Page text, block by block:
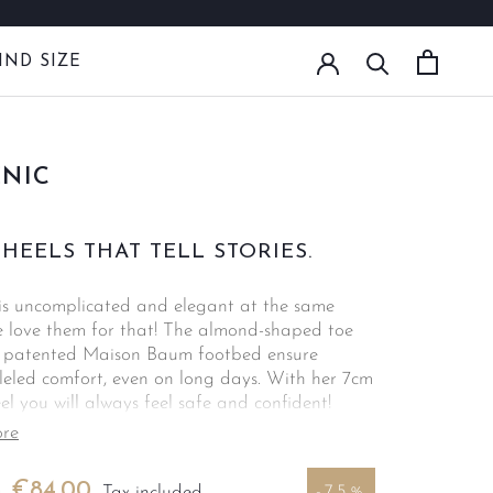
SIZE
THAT TELL STORIES.
uncomplicated and elegant at the same
love them for that! The almond-shaped toe
Maison Baum footbed ensure
comfort, even on long days. With her 7cm
you will always feel safe and confident!
in the office or in your free time, Arsenic can
pairs of ankle straps also provide that certain